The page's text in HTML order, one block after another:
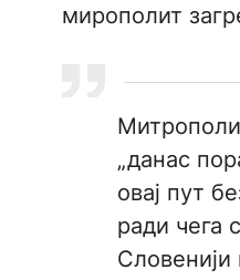
мирополит
„данас
овај пут
ради чега
Словенији